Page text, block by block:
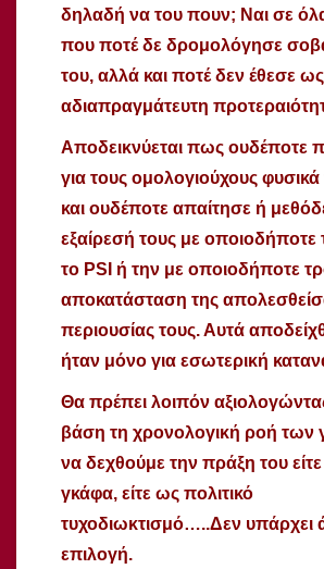
δηλαδή να του πουν; Ναι σε
που ποτέ δε δρομολόγησε
του, αλλά και ποτέ δεν έθεσε ως
αδιαπραγμάτευτη
Αποδεικνύεται πως ουδέποτε
για τους ομολογιούχους
και ουδέποτε απαίτησε ή
εξαίρεσή τους με
το PSI ή την με οποιοδήποτε
αποκατάσταση της
περιουσίας τους. Αυτά
ήταν μόνο για εσωτερική
Θα πρέπει λοιπόν
βάση τη χρονολογική ροή των
να δεχθούμε την πράξη του
γκάφα, είτε ως πολιτικό
τυχοδιωκτισμό…..Δεν υπάρχει
επιλογή.